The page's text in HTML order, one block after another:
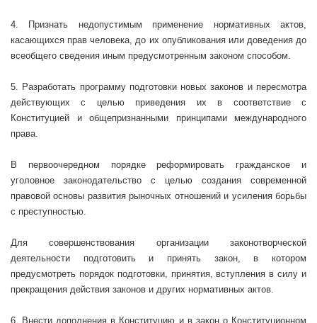
4. Признать недопустимым применение нормативных актов,
касающихся прав человека, до их опубликования или доведения до
всеобщего сведения иным предусмотренным законом способом.
5. Разработать программу подготовки новых законов и пересмотра
действующих с целью приведения их в соответствие с
Конституцией и общепризнанными принципами международного
права.
В первоочередном порядке реформировать гражданское и
уголовное законодательство с целью создания современной
правовой основы развития рыночных отношений и усиления борьбы
с преступностью.
Для совершенствования организации законотворческой
деятельности подготовить и принять закон, в котором
предусмотреть порядок подготовки, принятия, вступления в силу и
прекращения действия законов и других нормативных актов.
6. Внести дополнения в Конституцию и в закон о Конституционном